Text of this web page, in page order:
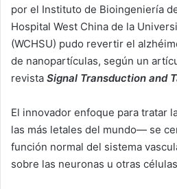
por el Instituto de Bioingeniería
Hospital West China de la
(WCHSU) pudo revertir el
de nanopartículas, según un
revista Signal Transduction and
El innovador enfoque para tratar
las más letales del mundo— se
función normal del sistema
sobre las neuronas u otras